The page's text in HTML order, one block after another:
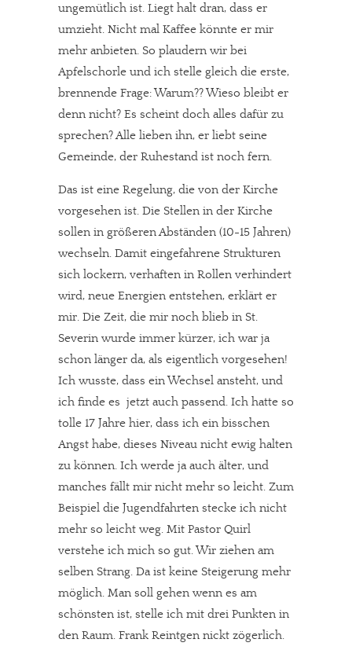
ungemütlich ist. Liegt halt dran, dass er
umzieht. Nicht mal Kaffee könnte er mir
mehr anbieten. So plaudern wir bei
Apfelschorle und ich stelle gleich die erste,
brennende Frage: Warum?? Wieso bleibt er
denn nicht? Es scheint doch alles dafür zu
sprechen? Alle lieben ihn, er liebt seine
Gemeinde, der Ruhestand ist noch fern.
Das ist eine Regelung, die von der Kirche
vorgesehen ist. Die Stellen in der Kirche
sollen in größeren Abständen (10-15 Jahren)
wechseln. Damit eingefahrene Strukturen
sich lockern, verhaften in Rollen verhindert
wird, neue Energien entstehen, erklärt er
mir. Die Zeit, die mir noch blieb in St.
Severin wurde immer kürzer, ich war ja
schon länger da, als eigentlich vorgesehen!
Ich wusste, dass ein Wechsel ansteht, und
ich finde es jetzt auch passend. Ich hatte so
tolle 17 Jahre hier, dass ich ein bisschen
Angst habe, dieses Niveau nicht ewig halten
zu können. Ich werde ja auch älter, und
manches fällt mir nicht mehr so leicht. Zum
Beispiel die Jugendfahrten stecke ich nicht
mehr so leicht weg. Mit Pastor Quirl
verstehe ich mich so gut. Wir ziehen am
selben Strang. Da ist keine Steigerung mehr
möglich. Man soll gehen wenn es am
schönsten ist, stelle ich mit drei Punkten in
den Raum. Frank Reintgen nickt zögerlich.